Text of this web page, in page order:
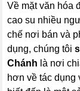
Về mặt văn hóa
cao su nhiều
chế nơi bán và
dụng, chúng tôi
Chánh là nơi
hơn về tác dụng